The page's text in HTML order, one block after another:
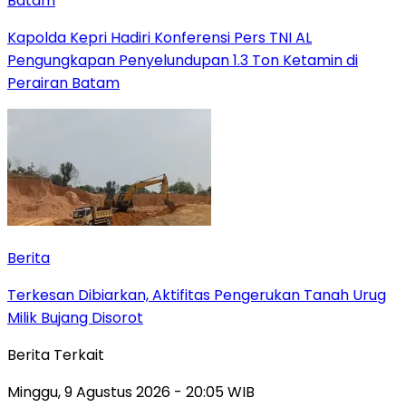
Kapolda Kepri Hadiri Konferensi Pers TNI AL
Pengungkapan Penyelundupan 1.3 Ton Ketamin di
Perairan Batam
Berita
Terkesan Dibiarkan, Aktifitas Pengerukan Tanah Urug
Milik Bujang Disorot
Berita Terkait
Minggu, 9 Agustus 2026 - 20:05 WIB